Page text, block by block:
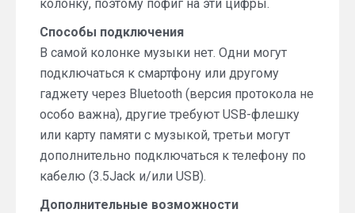
колонку, поэтому пофиг на эти цифры.
Способы подключения
В самой колонке музыки нет. Одни могут
подключаться к смартфону или другому
гаджету через Bluetooth (версия протокола не
особо важна), другие требуют USB-флешку
или карту памяти с музыкой, третьи могут
дополнительно подключаться к телефону по
кабелю (3.5Jack и/или USB).
Дополнительные возможности